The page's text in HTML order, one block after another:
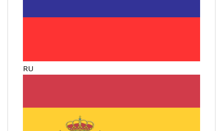
RU